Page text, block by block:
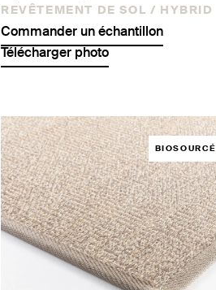
REVÊTEMENT DE SOL / HYBRID
Commander un échantillon
Télécharger photo
BIOSOURCÉ